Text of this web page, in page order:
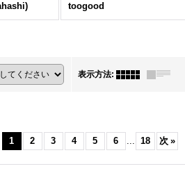
toogood
表示方法:
1 2 3 4 5 6 ... 18 次 »